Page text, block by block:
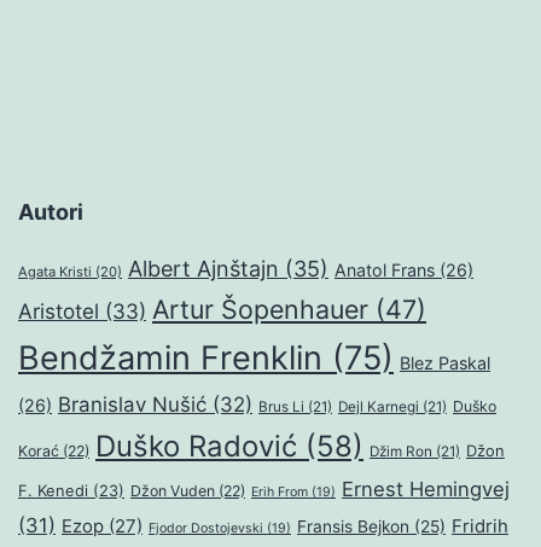
Autori
Agata Kristi (20) Albert Ajnštajn (35) Anatol Frans (26)
Aristotel (33) Artur Šopenhauer (47)
Bendžamin Frenklin (75) Blez Paskal
(26) Branislav Nušić (32) Brus Li (21) Dejl Karnegi (21) Duško
Korać (22) Duško Radović (58) Džim Ron (21) Džon
F. Kenedi (23) Džon Vuden (22) Erih From (19) Ernest Hemingvej
(31) Ezop (27) Fjodor Dostojevski (19) Fransis Bejkon (25) Fridrih